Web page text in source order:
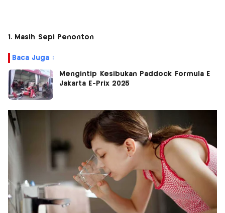
1. Masih Sepi Penonton
Baca Juga :
Mengintip Kesibukan Paddock Formula E
Jakarta E-Prix 2025